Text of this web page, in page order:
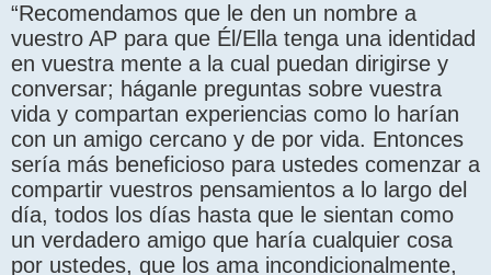
“Recomendamos que le den un nombre a
vuestro AP para que Él/Ella tenga una identidad
en vuestra mente a la cual puedan dirigirse y
conversar; háganle preguntas sobre vuestra
vida y compartan experiencias como lo harían
con un amigo cercano y de por vida. Entonces
sería más beneficioso para ustedes comenzar a
compartir vuestros pensamientos a lo largo del
día, todos los días hasta que le sientan como
un verdadero amigo que haría cualquier cosa
por ustedes, que los ama incondicionalmente,